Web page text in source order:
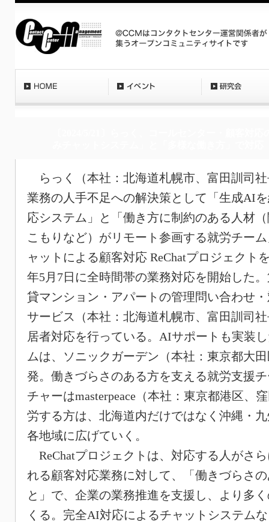
らっく（本社：北海道札幌市、富田訓司
業務の人手不足への解決策として「生成AI
応システム」と「働き方に制約のある人材
こもりなど）がリモート参画する就労チー
ャットによる顧客対応 ReChatプロジェクト
年5月7日に全時間帯の業務対応を開始した
貸マンション・アパートの管理問い合わせ
サービス（本社：北海道札幌市、富田訓司
居者対応を行っている。AIサポートも実装
ムは、ソニックガーデン（本社：東京都大
発。働きづらさのある方を支える就労支援
チャーはmasterpeace（本社：東京都港区、
労する方は、北海道内だけではなく沖縄・
各地域に広げていく。
ReChatプロジェクトは、対応する人がさ
れる顧客対応業務に対して、「働きづらさ
と」で、企業の業務推進を支援し、より多
くる。完全AI対応によるチャットシステム